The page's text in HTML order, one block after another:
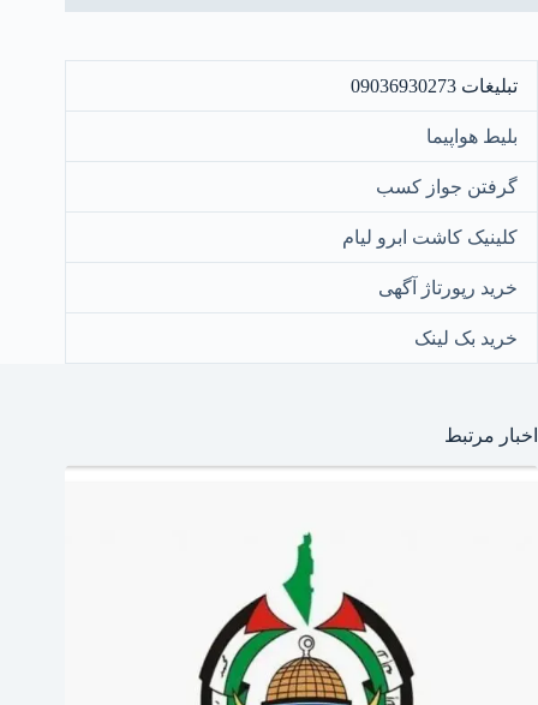
تبلیغات 09036930273
بلیط هواپیما
گرفتن جواز کسب
کلینیک کاشت ابرو لیام
خرید رپورتاژ آگهی
خرید بک لینک
اخبار مرتبط